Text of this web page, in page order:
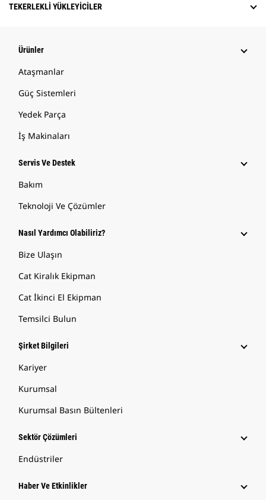
TEKERLEKLI YÜKLEYICILER
Ürünler
Ataşmanlar
Güç Sistemleri
Yedek Parça
İş Makinaları
Servis Ve Destek
Bakım
Teknoloji Ve Çözümler
Nasıl Yardımcı Olabiliriz?
Bize Ulaşın
Cat Kiralık Ekipman
Cat İkinci El Ekipman
Temsilci Bulun
Şirket Bilgileri
Kariyer
Kurumsal
Kurumsal Basın Bültenleri
Sektör Çözümleri
Endüstriler
Haber Ve Etkinlikler